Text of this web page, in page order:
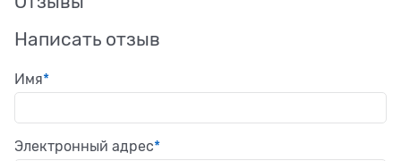
Написать отзыв
Имя
Электронный адрес